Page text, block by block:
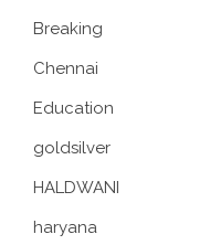
Breaking
Chennai
Education
goldsilver
HALDWANI
haryana